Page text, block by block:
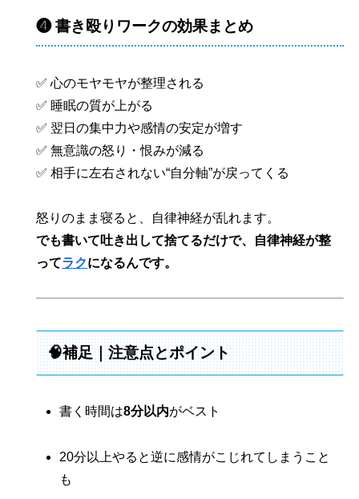
❹ 書き殴りワークの効果まとめ
✅ 心のモヤモヤが整理される
✅ 睡眠の質が上がる
✅ 翌日の集中力や感情の安定が増す
✅ 無意識の怒り・恨みが減る
✅ 相手に左右されない“自分軸”が戻ってくる
怒りのまま寝ると、自律神経が乱れます。
でも書いて吐き出して捨てるだけで、自律神経が整
ってラクになるんです。
🧠補足｜注意点とポイント
書く時間は8分以内がベスト
20分以上やると逆に感情がこじれてしまうこと
も